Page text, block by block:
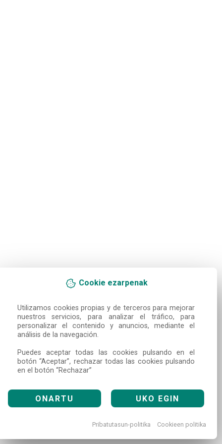
Cookie ezarpenak
Utilizamos cookies propias y de terceros para mejorar
nuestros servicios, para analizar el tráfico, para
personalizar el contenido y anuncios, mediante el
análisis de la navegación.
Puedes aceptar todas las cookies pulsando en el
botón “Aceptar”, rechazar todas las cookies pulsando
en el botón “Rechazar”
ONARTU UKO EGIN
Pribatutasun-politika Cookieen politika